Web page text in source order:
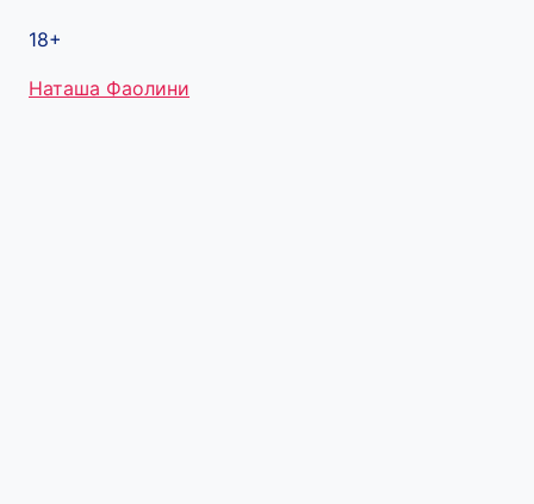
18+
Метки
Наташа Фаолини